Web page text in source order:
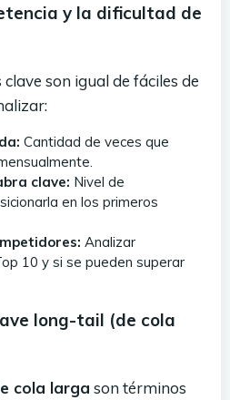
y la dificultad de
son igual de fáciles de
Cantidad de veces que
clave: Nivel de
en los primeros
Analizar
10 y si se pueden superar
long-tail (de cola
cola larga son términos